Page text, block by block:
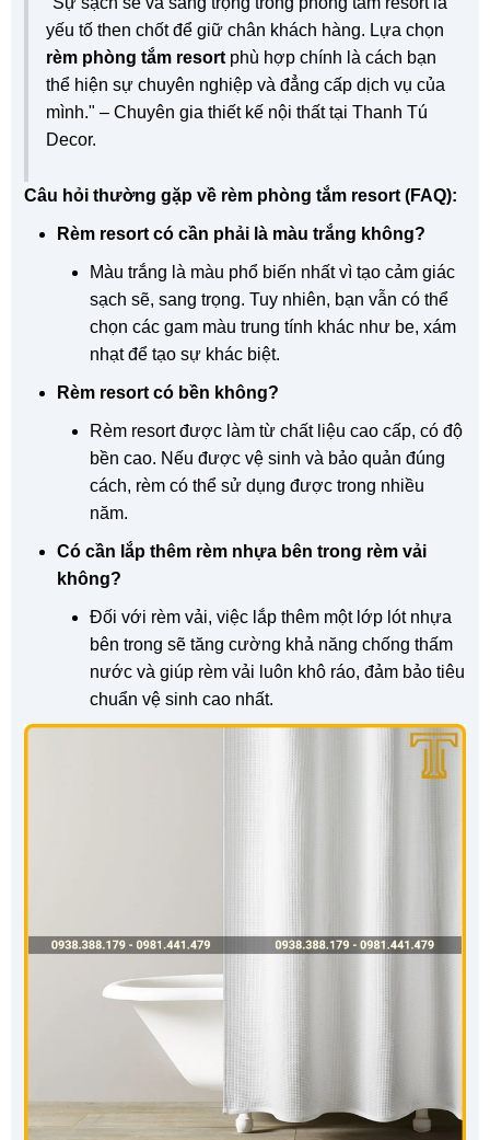
yếu tố then chốt để giữ chân khách hàng. Lựa chọn
rèm phòng tắm resortphù hợp chính là cách bạn
thể hiện sự chuyên nghiệp và đẳng cấp dịch vụ của
mình." – Chuyên gia thiết kế nội thất tại Thanh Tú
Decor.
Câu hỏi thường gặp về rèm phòng tắm resort (FAQ):
Rèm resort có cần phải là màu trắng không?
Màu trắng là màu phổ biến nhất vì tạo cảm giác
sạch sẽ, sang trọng. Tuy nhiên, bạn vẫn có thể
chọn các gam màu trung tính khác như be, xám
nhạt để tạo sự khác biệt.
Rèm resort có bền không?
Rèm resort được làm từ chất liệu cao cấp, có độ
bền cao. Nếu được vệ sinh và bảo quản đúng
cách, rèm có thể sử dụng được trong nhiều
năm.
Có cần lắp thêm rèm nhựa bên trong rèm vải
không?
Đối với rèm vải, việc lắp thêm một lớp lót nhựa
bên trong sẽ tăng cường khả năng chống thấm
nước và giúp rèm vải luôn khô ráo, đảm bảo tiêu
chuẩn vệ sinh cao nhất.